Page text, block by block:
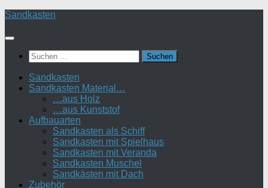
Zum
springen
Sandkasten
Suchen
nach:
Sandkasten
Sandkasten Material…
…aus Holz
…aus Kunststof
Aufbauarten
Sandkasten als Schiff
Sandkasten mit Spielhaus
Sandkasten mit Veranda
Sandkasten Muschel
Sandkästen mit Dach
Zubehör